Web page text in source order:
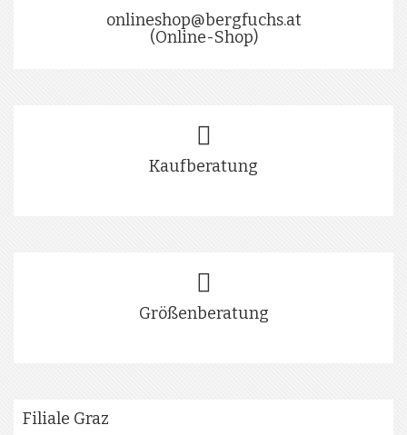
onlineshop@bergfuchs.at
(Online-Shop)
Kaufberatung
Größenberatung
Filiale Graz